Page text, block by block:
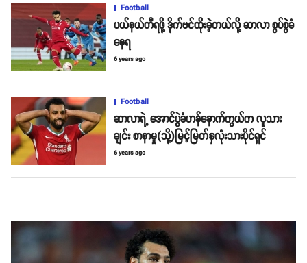
Football
ပယ်နယ်တီရဖို့ ဒိုက်ဗင်ထိုးခဲ့တယ်လို့ ဆာလာ စွပ်စွဲခံ
နေရ
6 years ago
Football
ဆာလာရဲ့ အောင်ပွဲခံဟန်နောက်ကွယ်က လူသား
ချင်း စာနာမှု(သို့)မြင့်မြတ်နှလုံးသားပိုင်ရှင်
6 years ago